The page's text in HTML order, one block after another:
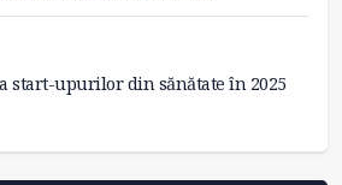
start-upurilor din sănătate în 2025